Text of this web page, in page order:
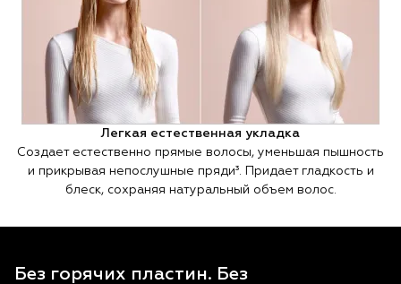
Легкая естественная укладка
Создает естественно прямые волосы, уменьшая пышность
и прикрывая непослушные пряди³. Придает гладкость и
блеск, сохраняя натуральный объем волос.
Без горячих пластин. Без